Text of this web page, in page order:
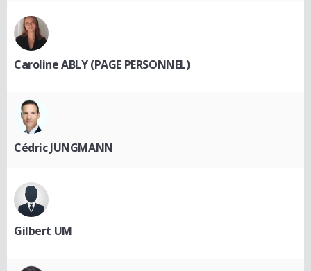
Caroline ABLY (PAGE PERSONNEL)
Cédric JUNGMANN
Gilbert UM